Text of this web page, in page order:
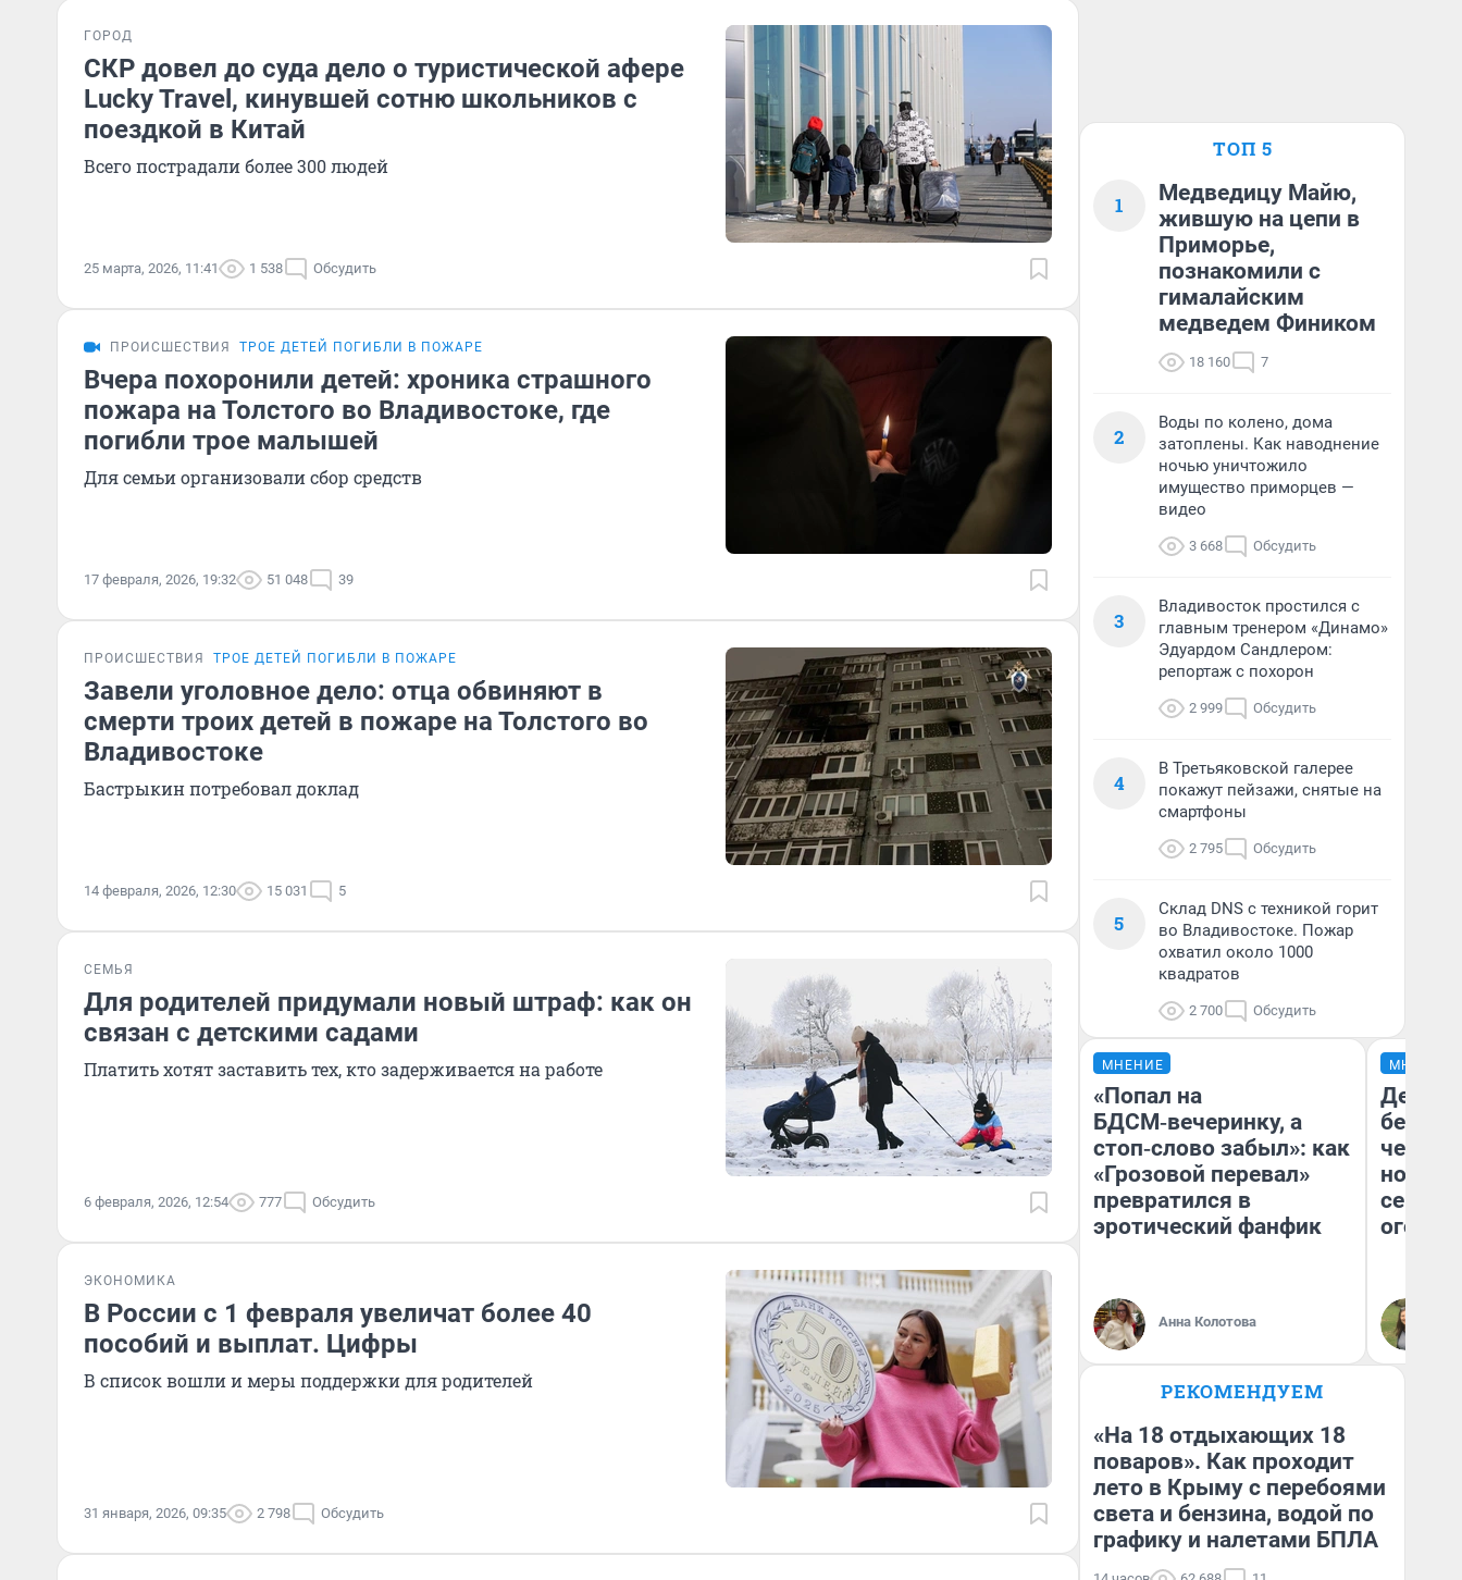
ГОРОД
СКР довел до суда дело о туристической афере
Lucky Travel, кинувшей сотню школьников с
поездкой в Китай
Всего пострадали более 300 людей
25 марта, 2026, 11:41 1 538 Обсудить
ПРОИСШЕСТВИЯ ТРОЕ ДЕТЕЙ ПОГИБЛИ В ПОЖАРЕ
Вчера похоронили детей: хроника страшного
пожара на Толстого во Владивостоке, где
погибли трое малышей
Для семьи организовали сбор средств
17 февраля, 2026, 19:32 51 048 39
ПРОИСШЕСТВИЯ ТРОЕ ДЕТЕЙ ПОГИБЛИ В ПОЖАРЕ
Завели уголовное дело: отца обвиняют в
смерти троих детей в пожаре на Толстого во
Владивостоке
Бастрыкин потребовал доклад
14 февраля, 2026, 12:30 15 031 5
СЕМЬЯ
Для родителей придумали новый штраф: как он
связан с детскими садами
Платить хотят заставить тех, кто задерживается на работе
6 февраля, 2026, 12:54 777 Обсудить
ЭКОНОМИКА
В России с 1 февраля увеличат более 40
пособий и выплат. Цифры
В список вошли и меры поддержки для родителей
31 января, 2026, 09:35 2 798 Обсудить
ТОП 5
1
Медведицу Майю,
жившую на цепи в
Приморье,
познакомили с
гималайским
медведем Фиником
18 160 7
2
Воды по колено, дома
затоплены. Как наводнение
ночью уничтожило
имущество приморцев —
видео
3 668 Обсудить
3
Владивосток простился с
главным тренером «Динамо»
Эдуардом Сандлером:
репортаж с похорон
2 999 Обсудить
4
В Третьяковской галерее
покажут пейзажи, снятые на
смартфоны
2 795 Обсудить
5
Склад DNS с техникой горит
во Владивостоке. Пожар
охватил около 1000
квадратов
2 700 Обсудить
МНЕНИЕ
«Попал на
БДСМ‑вечеринку, а
стоп‑слово забыл»: как
«Грозовой перевал»
превратился в
эротический фанфик
Анна Колотова
МНЕНИЕ
без
новый
сериал
огонь»
РЕКОМЕНДУЕМ
«На 18 отдыхающих 18
поваров». Как проходит
лето в Крыму с перебоями
света и бензина, водой по
графику и налетами БПЛА